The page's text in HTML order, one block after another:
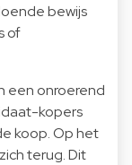
bewijs
of
een onroerend
kopers
koop. Op het
terug. Dit